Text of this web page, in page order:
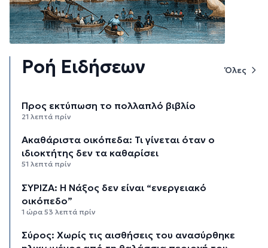
Ροή Ειδήσεων Όλες
Προς εκτύπωση το πολλαπλό βιβλίο
21 λεπτά πρίν
Ακαθάριστα οικόπεδα: Τι γίνεται όταν ο
ιδιοκτήτης δεν τα καθαρίσει
51 λεπτά πρίν
ΣΥΡΙΖΑ: Η Νάξος δεν είναι “ενεργειακό
οικόπεδο”
1 ώρα 53 λεπτά πρίν
Σύρος: Χωρίς τις αισθήσεις του ανασύρθηκε